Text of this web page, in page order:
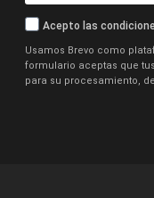
Acepto las
Usamos Brevo como
formulario aceptas que
para su procesamiento,